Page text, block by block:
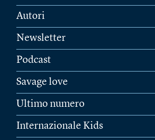
Autori
Newsletter
Podcast
Savage love
Ultimo numero
Internazionale Kids